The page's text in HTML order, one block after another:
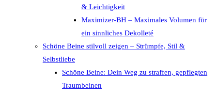
& Leichtigkeit
Maximizer-BH – Maximales Volumen für
ein sinnliches Dekolleté
Schöne Beine stilvoll zeigen – Strümpfe, Stil &
Selbstliebe
Schöne Beine: Dein Weg zu straffen, gepflegten
Traumbeinen